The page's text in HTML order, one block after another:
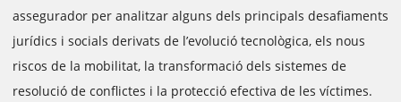
assegurador per analitzar alguns dels principals desafiaments
jurídics i socials derivats de l’evolució tecnològica, els nous
riscos de la mobilitat, la transformació dels sistemes de
resolució de conflictes i la protecció efectiva de les víctimes.